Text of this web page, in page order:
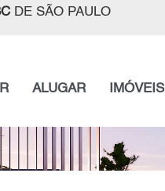
DE SÃO PAULO
ALUGAR